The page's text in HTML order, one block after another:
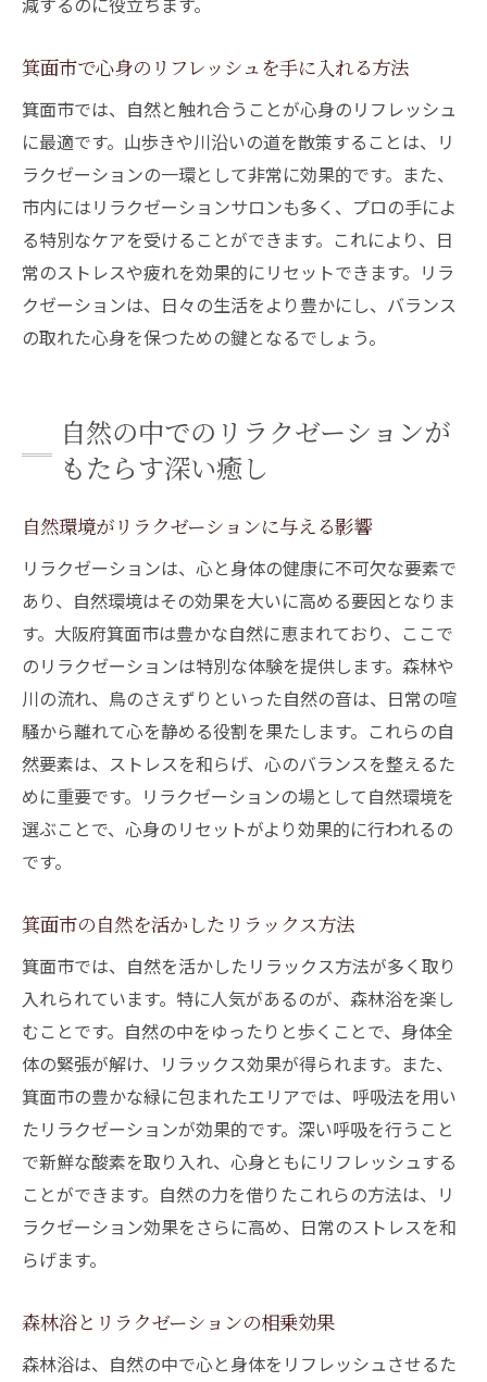
効果
気づき
リラクゼーションを通じて得られる新たな
視点
箕面市でのリラクゼーション体験からの学
び
リラクゼーションが自己成長に与える影響
箕面市のリラクゼーションがもたらす心の
変化
心を開くリラクゼーションの新しいアプロ
ーチ
力
箕面市のリラクゼーションが持つ独自の魅
力
リラクゼーションの本質に迫る箕面市での
体験
箕面市で見つかるリラクゼーションの新た
な価値
リラクゼーションを通じた箕面市の魅力的
な発見
箕面市が提供するリラクゼーションの真髄
箕面市で心身のリフレッシュを手に入れる方法
箕面市では、自然と触れ合うことが心身のリフレッシュ
に最適です。山歩きや川沿いの道を散策することは、リ
ラクゼーションの一環として非常に効果的です。また、
市内にはリラクゼーションサロンも多く、プロの手によ
る特別なケアを受けることができます。これにより、日
常のストレスや疲れを効果的にリセットできます。リラ
クゼーションは、日々の生活をより豊かにし、バランス
の取れた心身を保つための鍵となるでしょう。
自然の中でのリラクゼーションが
もたらす深い癒し
自然環境がリラクゼーションに与える影響
リラクゼーションは、心と身体の健康に不可欠な要素で
あり、自然環境はその効果を大いに高める要因となりま
す。大阪府箕面市は豊かな自然に恵まれており、ここで
のリラクゼーションは特別な体験を提供します。森林や
川の流れ、鳥のさえずりといった自然の音は、日常の喧
騒から離れて心を静める役割を果たします。これらの自
然要素は、ストレスを和らげ、心のバランスを整えるた
めに重要です。リラクゼーションの場として自然環境を
選ぶことで、心身のリセットがより効果的に行われるの
です。
箕面市の自然を活かしたリラックス方法
箕面市では、自然を活かしたリラックス方法が多く取り
入れられています。特に人気があるのが、森林浴を楽し
むことです。自然の中をゆったりと歩くことで、身体全
体の緊張が解け、リラックス効果が得られます。また、
箕面市の豊かな緑に包まれたエリアでは、呼吸法を用い
たリラクゼーションが効果的です。深い呼吸を行うこと
で新鮮な酸素を取り入れ、心身ともにリフレッシュする
ことができます。自然の力を借りたこれらの方法は、リ
ラクゼーション効果をさらに高め、日常のストレスを和
らげます。
森林浴とリラクゼーションの相乗効果
森林浴は、自然の中で心と身体をリフレッシュさせるた